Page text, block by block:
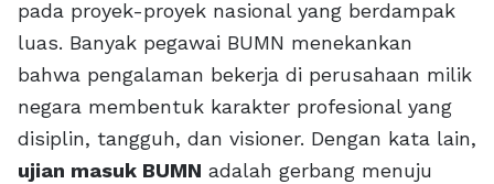
pada proyek-proyek nasional yang berdampak
luas. Banyak pegawai BUMN menekankan
bahwa pengalaman bekerja di perusahaan milik
negara membentuk karakter profesional yang
disiplin, tangguh, dan visioner. Dengan kata lain,
ujian masuk BUMN adalah gerbang menuju